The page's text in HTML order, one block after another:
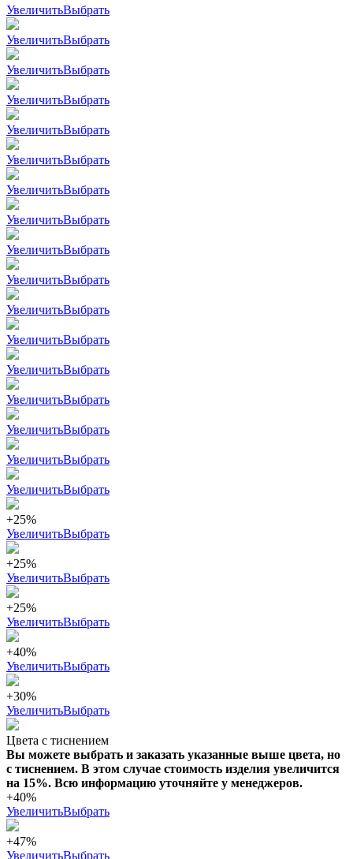
УвеличитьВыбрать
УвеличитьВыбрать
УвеличитьВыбрать
УвеличитьВыбрать
УвеличитьВыбрать
УвеличитьВыбрать
УвеличитьВыбрать
УвеличитьВыбрать
УвеличитьВыбрать
УвеличитьВыбрать
УвеличитьВыбрать
УвеличитьВыбрать
УвеличитьВыбрать
УвеличитьВыбрать
УвеличитьВыбрать
УвеличитьВыбрать
УвеличитьВыбрать
+25%
УвеличитьВыбрать
+25%
УвеличитьВыбрать
+25%
УвеличитьВыбрать
+40%
УвеличитьВыбрать
+30%
УвеличитьВыбрать
Цвета с тиснением
Вы можете выбрать и заказать указанные выше цвета, но
с тиснением. В этом случае стоимость изделия увеличится
на 15%. Всю информацию уточняйте у менеджеров.
+40%
УвеличитьВыбрать
+47%
УвеличитьВыбрать